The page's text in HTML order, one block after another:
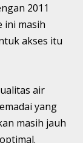
2011
ini masih
akses itu
air
yang
masih jauh